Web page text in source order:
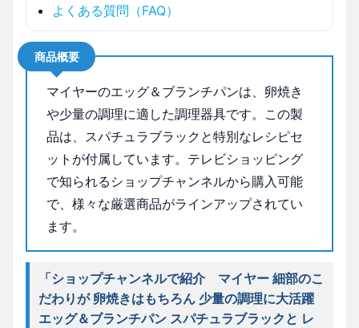
よくある質問（FAQ）
商品概要
マイヤーのエッグ＆ブランチパンは、卵焼き
や少量の調理に適した調理器具です。この製
品は、スパチュラブラックと特別なレシピセ
ットが付属しています。テレビショッピング
で知られるショップチャンネルから購入可能
で、様々な厳選商品がラインアップされてい
ます。
「ショップチャンネルで紹介 マイヤー 細部のこ
だわりが 卵焼きはもちろん 少量の調理に大活躍
エッグ＆ブランチパン スパチュラブラックと レ